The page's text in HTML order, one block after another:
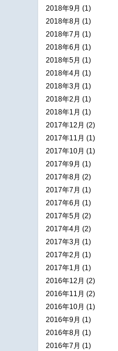
2018年9月 (1)
2018年8月 (1)
2018年7月 (1)
2018年6月 (1)
2018年5月 (1)
2018年4月 (1)
2018年3月 (1)
2018年2月 (1)
2018年1月 (1)
2017年12月 (2)
2017年11月 (1)
2017年10月 (1)
2017年9月 (1)
2017年8月 (2)
2017年7月 (1)
2017年6月 (1)
2017年5月 (2)
2017年4月 (2)
2017年3月 (1)
2017年2月 (1)
2017年1月 (1)
2016年12月 (2)
2016年11月 (2)
2016年10月 (1)
2016年9月 (1)
2016年8月 (1)
2016年7月 (1)